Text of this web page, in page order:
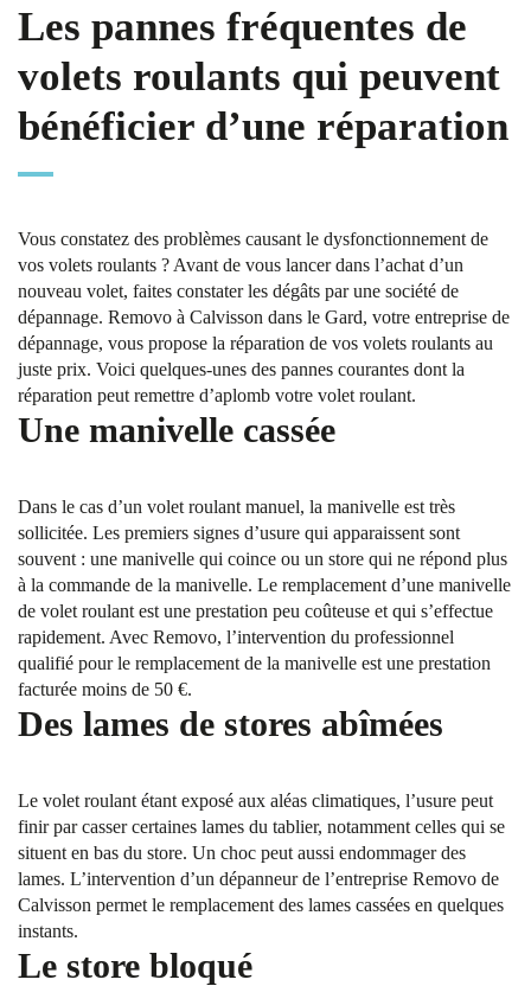
Les pannes fréquentes de
volets roulants qui peuvent
bénéficier d’une réparation
Vous constatez des problèmes causant le dysfonctionnement de
vos volets roulants ? Avant de vous lancer dans l’achat d’un
nouveau volet, faites constater les dégâts par une société de
dépannage. Removo à Calvisson dans le Gard, votre entreprise de
dépannage, vous propose la réparation de vos volets roulants au
juste prix. Voici quelques-unes des pannes courantes dont la
réparation peut remettre d’aplomb votre volet roulant.
Une manivelle cassée
Dans le cas d’un volet roulant manuel, la manivelle est très
sollicitée. Les premiers signes d’usure qui apparaissent sont
souvent : une manivelle qui coince ou un store qui ne répond plus
à la commande de la manivelle. Le remplacement d’une manivelle
de volet roulant est une prestation peu coûteuse et qui s’effectue
rapidement. Avec Removo, l’intervention du professionnel
qualifié pour le remplacement de la manivelle est une prestation
facturée moins de 50 €.
Des lames de stores abîmées
Le volet roulant étant exposé aux aléas climatiques, l’usure peut
finir par casser certaines lames du tablier, notamment celles qui se
situent en bas du store. Un choc peut aussi endommager des
lames. L’intervention d’un dépanneur de l’entreprise Removo de
Calvisson permet le remplacement des lames cassées en quelques
instants.
Le store bloqué